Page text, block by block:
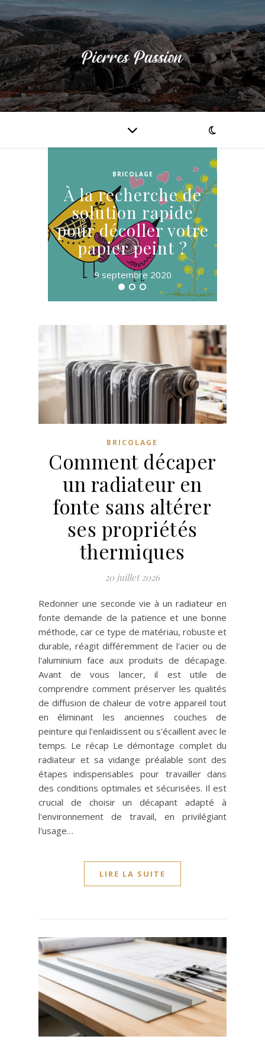
BRICOLAGE
À la recherche de
solution rapide
pour décoller votre
papier peint ?
9 septembre 2020
BRICOLAGE
Comment décaper
un radiateur en
fonte sans altérer
ses propriétés
thermiques
20 juillet 2026
Redonner une seconde vie à un radiateur en
fonte demande de la patience et une bonne
méthode, car ce type de matériau, robuste et
durable, réagit différemment de l'acier ou de
l'aluminium face aux produits de décapage.
Avant de vous lancer, il est utile de
comprendre comment préserver les qualités
de diffusion de chaleur de votre appareil tout
en éliminant les anciennes couches de
peinture qui l'enlaidissent ou s'écaillent avec le
temps. Le récap Le démontage complet du
radiateur et sa vidange préalable sont des
étapes indispensables pour travailler dans
des conditions optimales et sécurisées. Il est
crucial de choisir un décapant adapté à
l'environnement de travail, en privilégiant
l'usage…
LIRE LA SUITE